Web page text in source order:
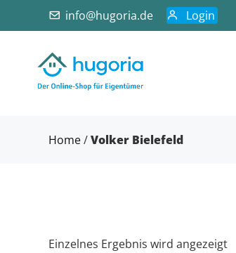
info@hugoria.de Login
Home/Volker Bielefeld
Einzelnes Ergebnis wird angezeigt